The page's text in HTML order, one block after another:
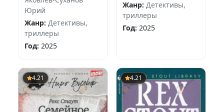
Юрий
Жанр: Детективы,
триллеры
Год: 2025
Жанр: Детективы,
триллеры
Год: 2025
4.21 4.21